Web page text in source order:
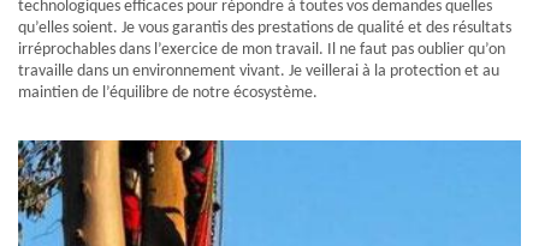
technologiques efficaces pour répondre à toutes vos demandes quelles
qu’elles soient. Je vous garantis des prestations de qualité et des résultats
irréprochables dans l’exercice de mon travail. Il ne faut pas oublier qu’on
travaille dans un environnement vivant. Je veillerai à la protection et au
maintien de l’équilibre de notre écosystème.